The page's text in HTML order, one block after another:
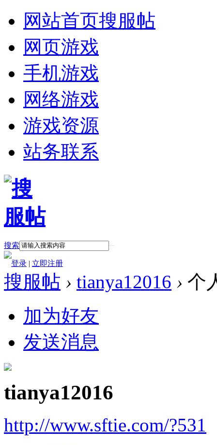
网站首页搜服帖
网页游戏
手机游戏
网络游戏
游戏资源
站务联系
搜索
登录 | 立即注册
搜服帖 › tianya12016 › 个
加为好友
发送消息
tianya12016
http://www.sftie.com/?531